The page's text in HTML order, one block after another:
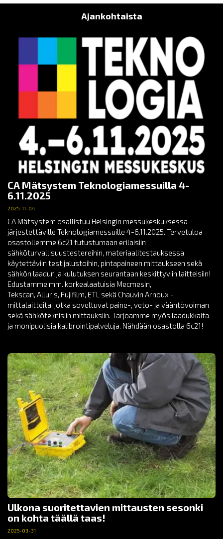
Ajankohtaista
CA Mätsystem Teknologiamessuilla 4-
6.11.2025
2025-11-04
CA Mätsystem osallistuu Helsingin messukeskuksessa
järjestettäville Teknologiamessuille 4-6.11.2025. Tervetuloa
osastollemme 6c21 tutustumaan erilaisiin
sähköturvallisuustestereihin, materiaalitestauksessa
käytettäviin testijalustoihin, pintapaineen mittaukseen sekä
sähkön laadun ja kulutuksen seurantaan keskittyviin laitteisiin!
Edustamme mm. korkealaatuisia Mecmesin,
Tekscan, Alluris, Fujifilm, ETL sekä Chauvin Arnoux -
mittalaitteita, jotka soveltuvat paine-, veto- ja vääntövoiman
sekä sähköteknisiin mittauksiin. Tarjoamme myös laadukkaita
ja monipuolisia kalibrointipalveluja. Nähdään osastolla 6c21!
Ulkona suoritettavien mittausten sesonki
on kohta täällä taas!
2025-03-31